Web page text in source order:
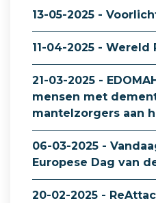
13-05-2025 -
11-04-2025 - Wereld
21-03-2025 -
mensen met
mantelzorgers aan
06-03-2025 -
Europese Dag van
20-02-2025 -